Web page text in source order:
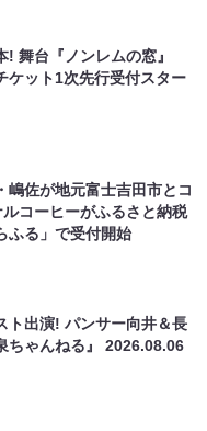
! 舞台『ノンレムの窓』
ケット1次先行受付スター
嶋佐が地元富士吉田市とコ
コーヒーがふるさと納税
ふる」で受付開始
ト出演! パンサー向井＆長
ちゃんねる』2026.08.06